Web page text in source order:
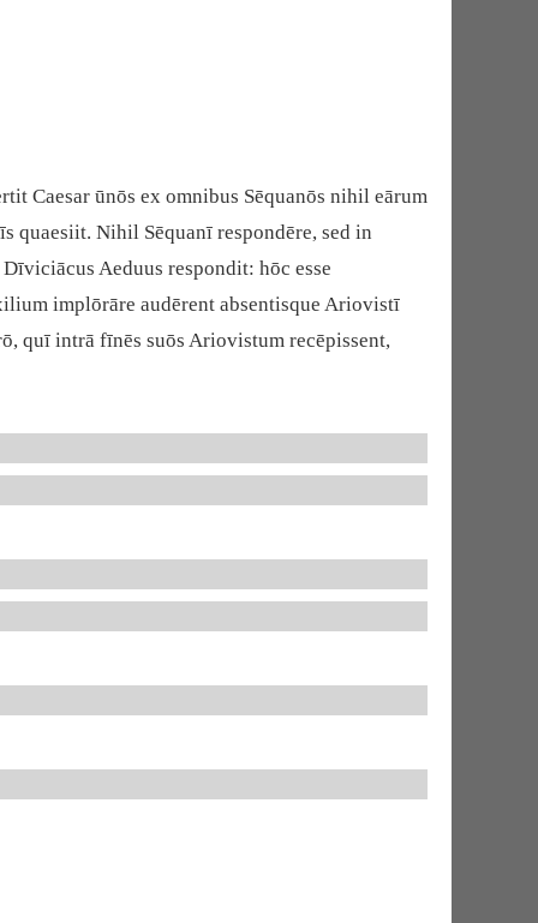
Caesar ūnōs ex omnibus Sēquanōs nihil eārum
quaesiit. Nihil Sēquanī respondēre, sed in
Aeduus respondit: hōc esse
implōrāre audērent absentisque Ariovistī
quī intrā fīnēs suōs Ariovistum recēpissent,